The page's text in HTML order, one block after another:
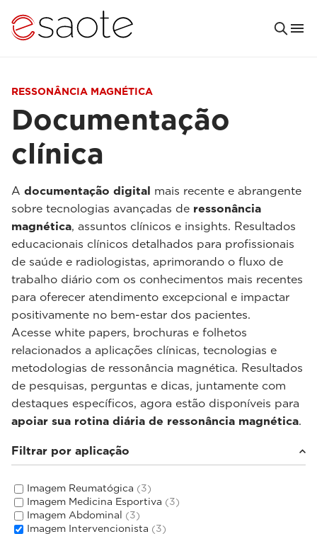
RESSONÂNCIA MAGNÉTICA
Documentação
clínica
A documentação digital mais recente e abrangente
sobre tecnologias avançadas de ressonância
magnética, assuntos clínicos e insights. Resultados
educacionais clínicos detalhados para profissionais
de saúde e radiologistas, aprimorando o fluxo de
trabalho diário com os conhecimentos mais recentes
para oferecer atendimento excepcional e impactar
positivamente no bem-estar dos pacientes.
Acesse white papers, brochuras e folhetos
relacionados a aplicações clínicas, tecnologias e
metodologias de ressonância magnética. Resultados
de pesquisas, perguntas e dicas, juntamente com
destaques específicos, agora estão disponíveis para
apoiar sua rotina diária de ressonância magnética.
Filtrar por aplicação
Imagem Reumatógica (3)
Imagem Medicina Esportiva (3)
Imagem Abdominal (3)
Imagem Intervencionista (3)